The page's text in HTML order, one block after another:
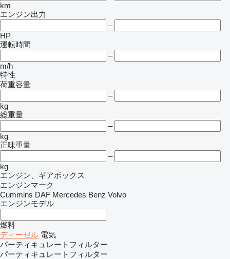
km
エンジン出力
–
HP
運転時間
–
m/h
特性
荷重容量
–
kg
総重量
–
kg
正味重量
–
kg
エンジン、ギアボックス
エンジンマーク
Cummins DAF Mercedes Benz Volvo
エンジンモデル
燃料
ディーゼル 電気
パーティキュレートフィルター
パーティキュレートフィルター